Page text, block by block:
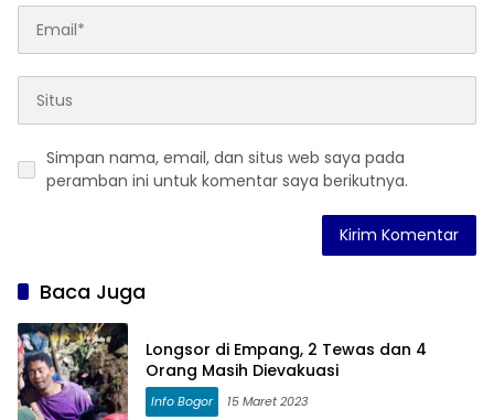
Simpan nama, email, dan situs web saya pada
peramban ini untuk komentar saya berikutnya.
Baca Juga
Longsor di Empang, 2 Tewas dan 4
Orang Masih Dievakuasi
Info Bogor 15 Maret 2023